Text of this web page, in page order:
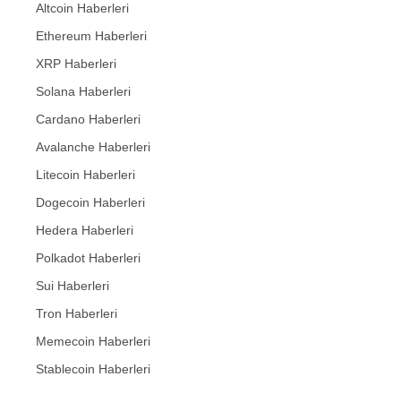
Altcoin Haberleri
Ethereum Haberleri
XRP Haberleri
Solana Haberleri
Cardano Haberleri
Avalanche Haberleri
Litecoin Haberleri
Dogecoin Haberleri
Hedera Haberleri
Polkadot Haberleri
Sui Haberleri
Tron Haberleri
Memecoin Haberleri
Stablecoin Haberleri